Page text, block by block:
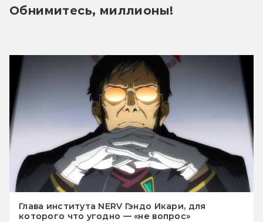
Обнимитесь, миллионы!
Глава института NERV Гэндо Икари, для
которого что угодно — «не вопрос»